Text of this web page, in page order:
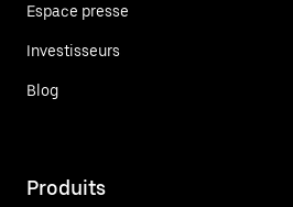
Espace presse
Investisseurs
Blog
Produits